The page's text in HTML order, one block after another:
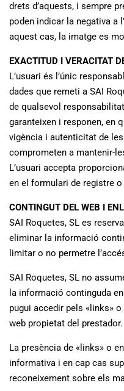
drets d’aquests, i sempre
poden indicar la negativa a
aquest cas, la imatge es
EXACTITUD I VERACITAT
L’usuari és l’únic
dades que remeti a SAI
de qualsevol
garanteixen i responen, en
vigència i autenticitat de
comprometen a mantenir-
L’usuari accepta
en el formulari de registre
CONTINGUT DEL WEB I
SAI Roquetes, SL es
eliminar la informació
limitar o no permetre
SAI Roquetes, SL no
la informació continguda
pugui accedir pels «links»
web propietat del prestador.
La presència de «links» o
informativa i en cap cas
reconeixement sobre els